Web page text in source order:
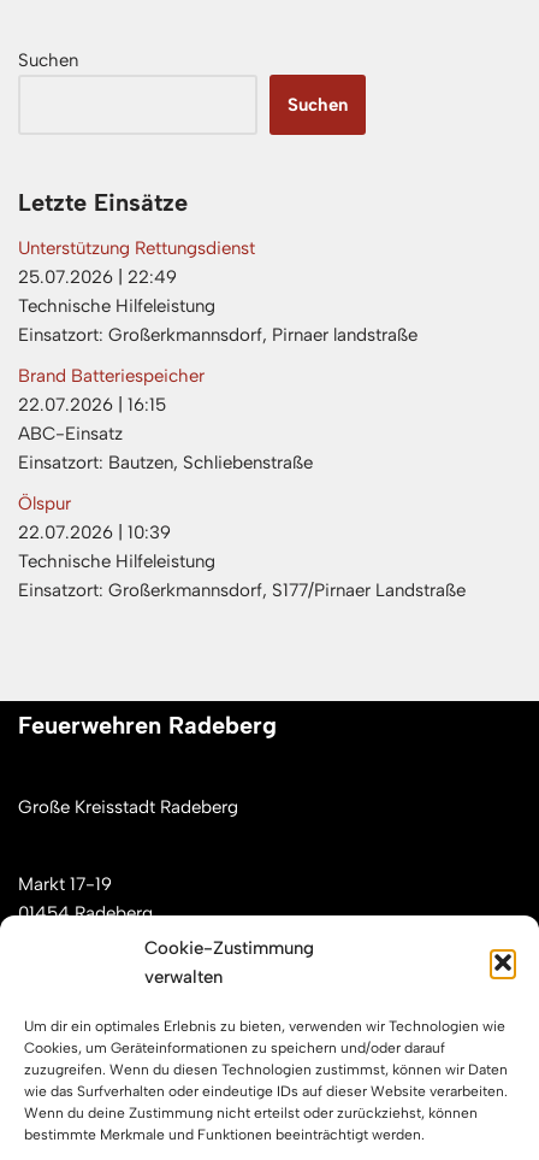
Cookie-Zustimmung
verwalten
Um dir ein optimales Erlebnis zu bieten, verwenden wir Technologien wie
Cookies, um Geräteinformationen zu speichern und/oder darauf
zuzugreifen. Wenn du diesen Technologien zustimmst, können wir Daten
wie das Surfverhalten oder eindeutige IDs auf dieser Website verarbeiten.
Wenn du deine Zustimmung nicht erteilst oder zurückziehst, können
bestimmte Merkmale und Funktionen beeinträchtigt werden.
Suchen
Suchen
Letzte Einsätze
Unterstützung Rettungsdienst
25.07.2026
22:49
Technische Hilfeleistung
Einsatzort: Großerkmannsdorf, Pirnaer landstraße
Brand Batteriespeicher
22.07.2026
16:15
ABC-Einsatz
Einsatzort: Bautzen, Schliebenstraße
Ölspur
22.07.2026
10:39
Technische Hilfeleistung
Einsatzort: Großerkmannsdorf, S177/Pirnaer Landstraße
Feuerwehren Radeberg
Große Kreisstadt Radeberg
Markt 17-19
01454 Radeberg
Mail: kontakt[at]feuerwehren-radeberg.de
Feuerwehren Radeberg im Internet
Facebook Instagram YouTube